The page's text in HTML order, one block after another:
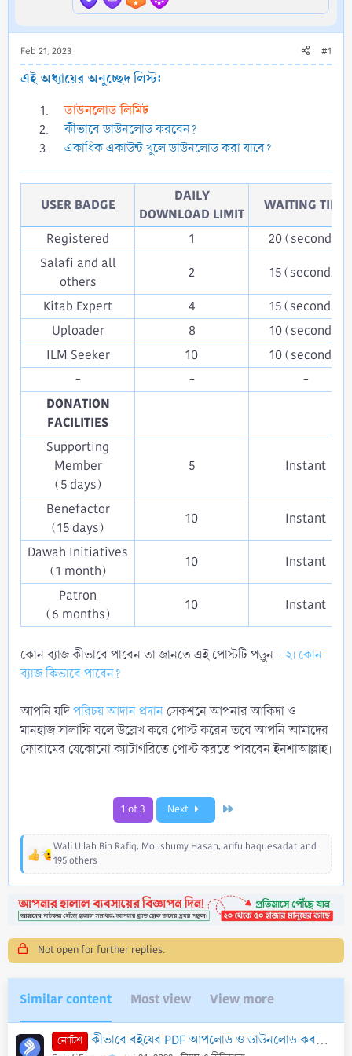
Feb 21, 2023 #1
এই অধ্যায়ের অনুচ্ছেদ লিস্ট:
ডাউনলোড লিমিট
কীভাবে ডাউনলোড করবেন?
একাধিক একাউন্ট খুলে ডাউনলোড করা যাবে?
USER BADGE​
DAILY
DOWNLOAD LIMIT​
WAITING TIME​
Registered​ 1​
20 (seconds)​
Salafi and all
others​
2​
15 (seconds)​
Kitab Expert​
4​
15 (seconds)​
Uploader​
8​
10 (seconds)​
ILM Seeker​
10​
10 (seconds)​
-​
-​ -​
DONATION
FACILITIES
Supporting
Member
(5 days)​
5​ Instant​
Benefactor
(15 days)​
10​
Instant​
Dawah Initiatives
(1 month)​
10​
Instant​
Patron
(6 months)​
10​ Instant​
কোন ব্যাজ কীভাবে পাবেন তা জানতে এই পোস্টটি পড়ুন - ২। কোন
ব্যাজ কিভাবে পাবেন?
আপনি যদিপরিচয় আদান প্রদান সেকশনে আপনার আকিদা ও
মানহাজ সালাফি বলে উল্লেখ করে পোস্ট করেন তবে আপনি আমাদের
ফোরামের যেকোনো ক্যাটাগরিতে পোস্ট করতে পারবেন ইনশাআল্লাহ।
1 of 3 Next
R
e
a
c
t
o
n
Wali Ullah Bin Rafiq, Moushumy Hasan, arifulhaquesadatand
195 others
Not open for further replies.
Similar content Most view View more
নোটিশ কীভাবে বইয়ের PDF আপলোড ও ডাউনলোড করবেন?